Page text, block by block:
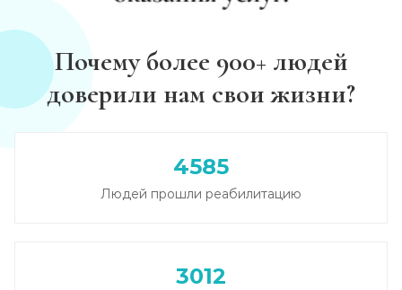
Диагностика алкоголизма
от 1 000 ₽ Записаться
Экстренное вытрезвление
Прокапаться от алкоголя
Почему более 900+ людей
доверили нам свои жизни?
4585
Людей прошли реабилитацию
3012